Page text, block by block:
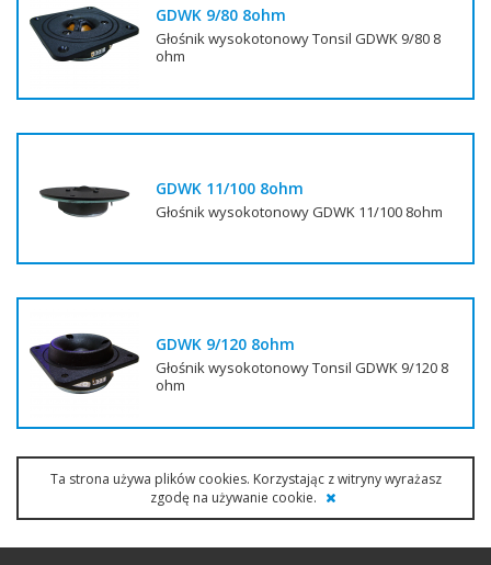
GDWK 9/80 8ohm
Głośnik wysokotonowy Tonsil GDWK 9/80 8
ohm
GDWK 11/100 8ohm
Głośnik wysokotonowy GDWK 11/100 8ohm
GDWK 9/120 8ohm
Głośnik wysokotonowy Tonsil GDWK 9/120 8
ohm
Ta strona używa plików cookies. Korzystając z witryny wyrażasz
zgodę na używanie cookie.